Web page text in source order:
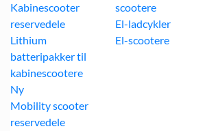
Kabinescooter
reservedele
Lithium
batteripakker til
kabinescootere
Mobility scooter
reservedele
scootere
El-ladcykler
El-scootere